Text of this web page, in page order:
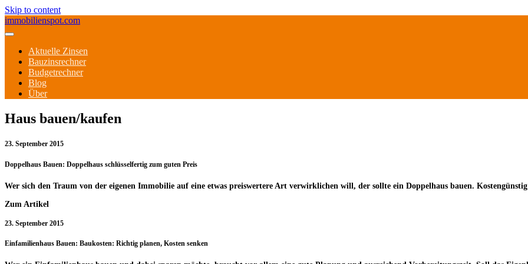
Skip to content
immobilienspot.com
Aktuelle Zinsen
Bauzinsrechner
Budgetrechner
Blog
Über
Haus bauen/kaufen
23. September 2015
Doppelhaus Bauen: Doppelhaus schlüsselfertig zum guten Preis
Wer sich den Traum von der eigenen Immobilie auf eine etwas preiswertere Art verwirklichen will, der sollte ein Doppelhaus bauen.
Zum Artikel
23. September 2015
Einfamilienhaus Bauen: Baukosten: Richtig planen, Kosten senken